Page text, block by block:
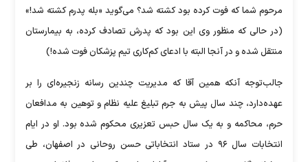
مرحوم شما که فوت کرده بود کشته شد؟ می‌گوید «بله پدرم کشته شد!»
(در حالی که منظور وی این بود که پدرش تصادف کرده، به بیمارستان
منتقل شده و در آنجا البته با ادعای کم‌کاری تیم پزشکان فوت شده!)
جالب‌توجه آنکه همین آقا که مدیریت چندین رسانه زنجیره‌ای را بر
عهده‌دارد، چند سال پیش به جرم تبلیغ علیه نظام و توهین به مدافعان
حرم، محاکمه و به یک سال حبس تعزیری محکوم شده بود. او در ایام
انتخابات سال ۹۶ در ستاد انتخاباتی حسن روحانی در اصفهان، طی